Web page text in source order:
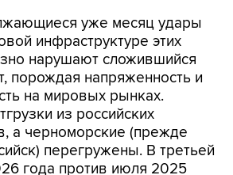
уже месяц удары
инфраструктуре этих
нарушают сложившийся
порождая напряженность и
на мировых рынках.
из российских
а черноморские (прежде
перегружены. В третьей
года против июля 2025